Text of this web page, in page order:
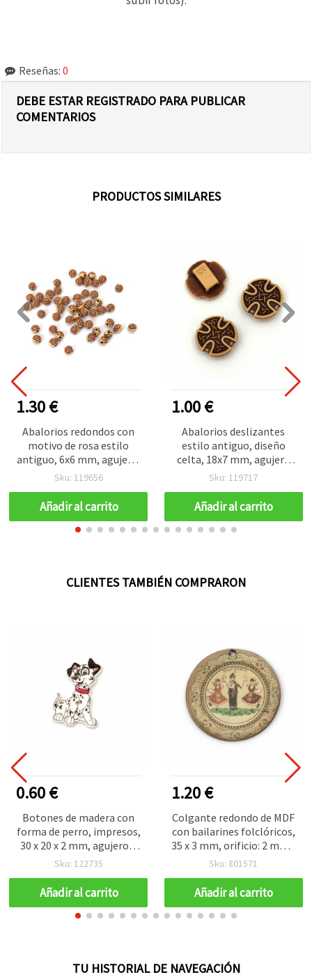
Reseñas: 0
DEBE ESTAR REGISTRADO PARA PUBLICAR
COMENTARIOS
PRODUCTOS SIMILARES
1.30 €
Abalorios redondos con
motivo de rosa estilo
antiguo, 6x6 mm, agujero:
1,5 mm, marrón, 50 g
Sku: 119656
Añadir al carrito
1.00 €
Abalorios deslizantes
estilo antiguo, diseño
celta, 18x7 mm, agujero
2,5x8,5 mm, marrón - 50 g
Sku: 119717
Añadir al carrito
CLIENTES TAMBIÉN COMPRARON
0.60 €
Botones de madera con
forma de perro, impresos,
30 x 20 x 2 mm, agujero 1
mm – 10 unidades,
manualidades
Sku: 122735
Añadir al carrito
1.20 €
Colgante redondo de MDF
con bailarines folclóricos,
35 x 3 mm, orificio: 2 mm -
10 piezas
Sku: 801571
Añadir al carrito
TU HISTORIAL DE NAVEGACIÓN